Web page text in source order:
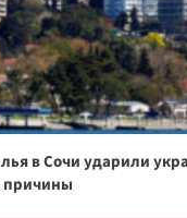
в Сочи ударили
причины